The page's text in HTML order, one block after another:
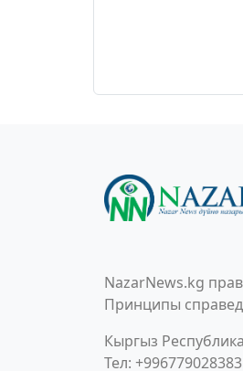
NazarNews.kg
Принципы
Кыргыз
Тел: